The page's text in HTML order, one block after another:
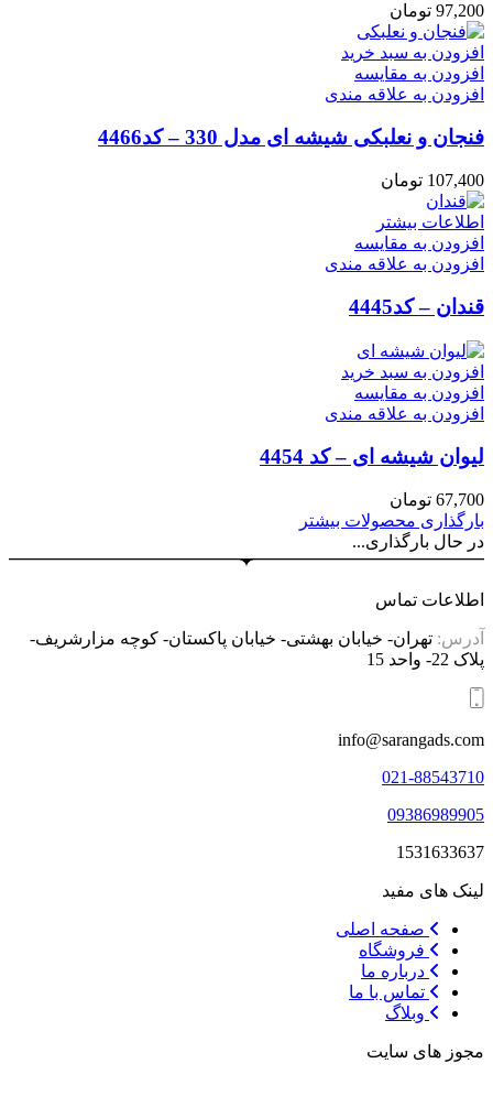
97,200 تومان
افزودن به سبد خرید
افزودن به مقایسه
افزودن به علاقه مندی
فنجان و نعلبکی شیشه ای مدل 330 – کد4466
107,400 تومان
اطلاعات بیشتر
افزودن به مقایسه
افزودن به علاقه مندی
قندان – کد4445
افزودن به سبد خرید
افزودن به مقایسه
افزودن به علاقه مندی
لیوان شیشه ای – کد 4454
67,700 تومان
بارگذاری محصولات بیشتر
در حال بارگذاری...
اطلاعات تماس
آدرس: تهران- خیابان بهشتی- خیابان پاکستان- کوچه مزارشریف-
پلاک 22- واحد 15
info@sarangads.com
021-88543710
09386989905
1531633637
لینک های مفید
صفحه اصلی
فروشگاه
درباره ما
تماس با ما
وبلاگ
مجوز های سایت